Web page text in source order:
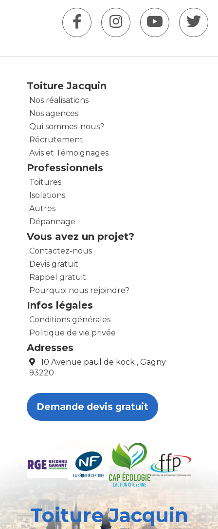
Toiture Jacquin
Nos réalisations
Nos agences
Qui sommes-nous?
Récrutement
Avis et Témoignages
Professionnels
Toitures
Isolations
Autres
Dépannage
Vous avez un projet?
Contactez-nous
Devis gratuit
Rappel gratuit
Pourquoi nous rejoindre?
Infos légales
Conditions générales
Politique de vie privée
Adresses
10 Avenue paul de kock , Gagny
93220
Demande devis gratuit
Toiture Jacquin